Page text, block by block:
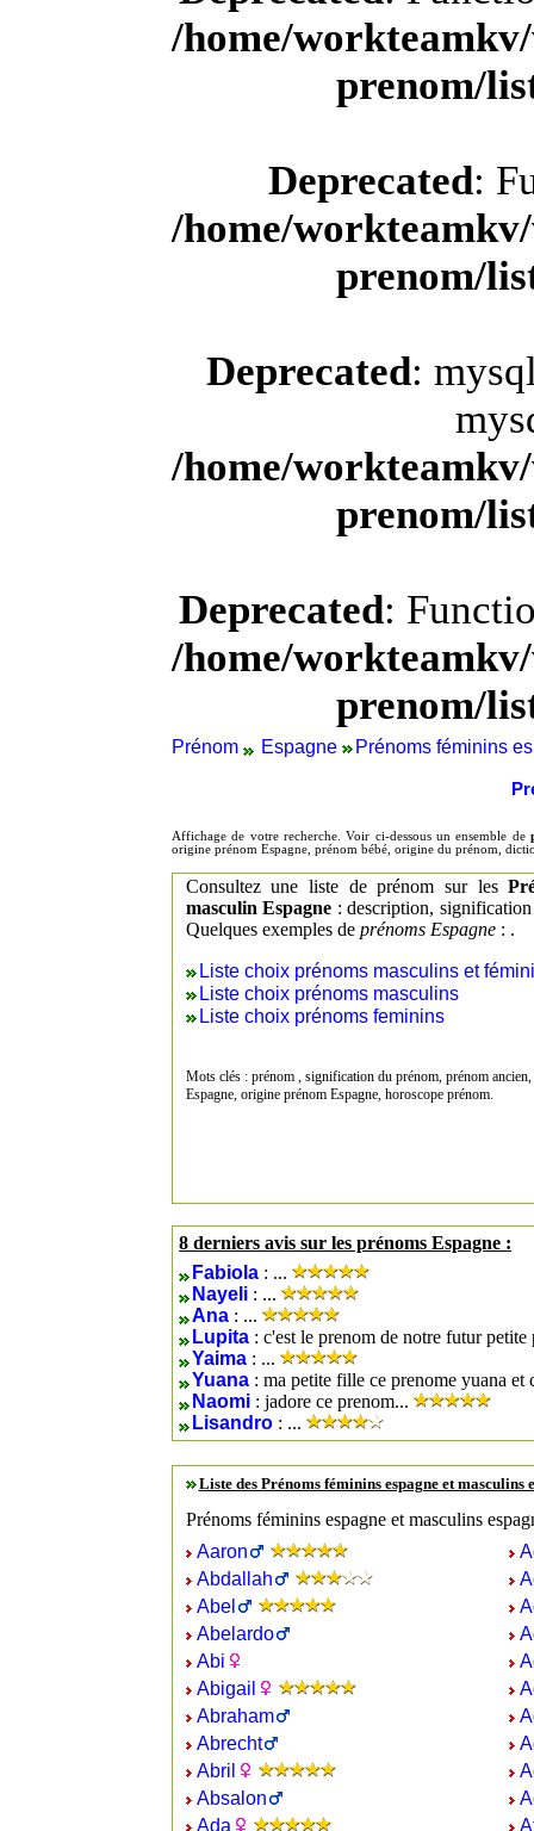
/home/
prenom/
Deprecated:
/home/
prenom/
Deprecated:
/home/
prenom/
Deprecated:
/home/
prenom/
Prénom Espagne Prénoms féminins
Affichage de votre recherche. Voir ci-dessous un ensemble de
origine prénom Espagne, prénom bébé, origine du prénom,
Consultez une liste de prénom sur les
masculin Espagne : description,
Quelques exemples de prénoms Espagne: .
Liste choix prénoms masculins et
Liste choix prénoms masculins
Liste choix prénoms feminins
Mots clés : prénom , signification du prénom, prénom
Espagne, origine prénom Espagne, horoscope prénom.
8 derniers avis sur les prénoms Espagne :
Fabiola : ...
Nayeli : ...
Ana : ...
Lupita : c'est le prenom de notre futur
Yaima : ...
Yuana : ma petite fille ce prenome yuana et
Naomi : jadore ce prenom...
Lisandro : ...
Liste des Prénoms féminins espagne et masculins
Prénoms féminins espagne et masculins
Aaron
Abdallah
Abel
Abelardo
Abi
Abigail
Abraham
Abrecht
Abril
Absalon
Ada